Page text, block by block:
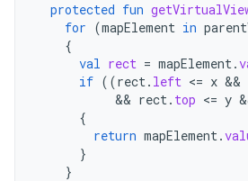
protected fun
for (mapElement in
{
val rect = mapElement.
if ((rect. left <= x &&
           &&
rect. top <= y
{
return mapElement.
}
}